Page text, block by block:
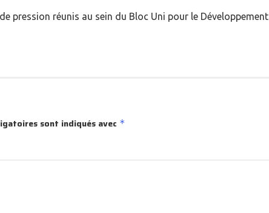
pression réunis au sein du Bloc Uni pour le Développement
sont indiqués avec *